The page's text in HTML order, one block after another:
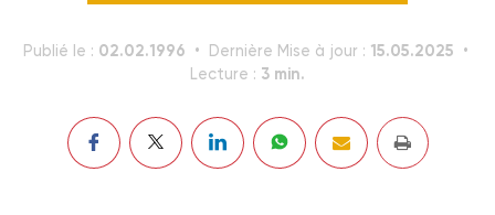
Publié le : 02.02.1996 Dernière Mise à jour : 15.05.2025
Lecture : 3 min.